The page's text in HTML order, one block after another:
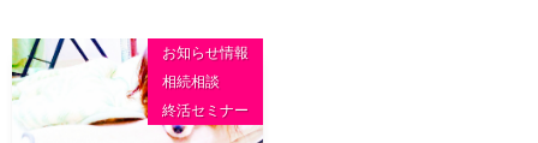
お知らせ情報
相続相談
終活セミナー